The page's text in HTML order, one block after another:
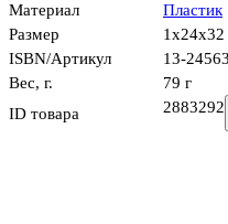
Материал
Пластик
Размер
1x24x32
ISBN/Артикул
13-
Вес, г.
79 г
ID товара
2883292